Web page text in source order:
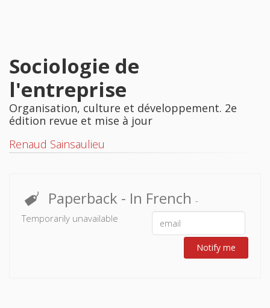
Sociologie de
l'entreprise
Organisation, culture et développement. 2e
édition revue et mise à jour
Renaud Sainsaulieu
Paperback - In French -
Temporarily unavailable
Notify me